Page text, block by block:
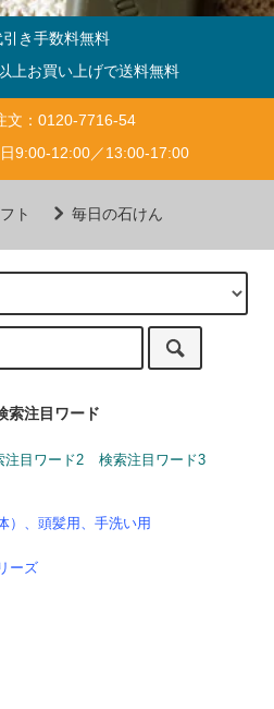
引き手数料無料
上お買い上げで送料無料
文：0120-7716-54
9:00-12:00／13:00-17:00
ト 毎日の石けん
索注目ワード
注目ワード2 検索注目ワード3
）、頭髪用、手洗い用
ーズ